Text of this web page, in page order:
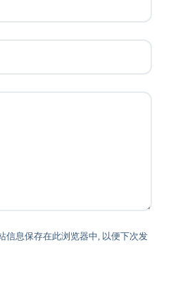
信息保存在此浏览器中, 以便下次发